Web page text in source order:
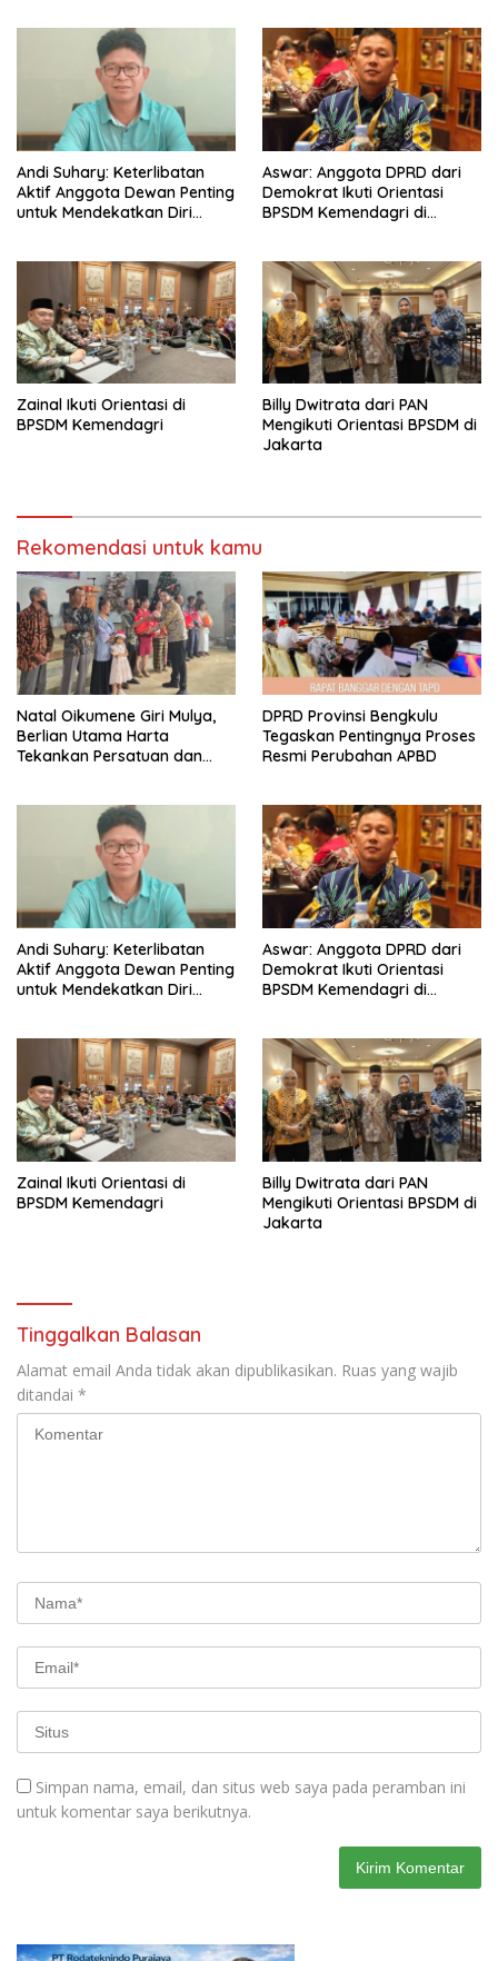
Andi Suhary: Keterlibatan
Aktif Anggota Dewan Penting
untuk Mendekatkan Diri
Aswar: Anggota DPRD dari
Demokrat Ikuti Orientasi
BPSDM Kemendagri di
Zainal Ikuti Orientasi di
BPSDM Kemendagri
Billy Dwitrata dari PAN
Mengikuti Orientasi BPSDM di
Jakarta
Rekomendasi untuk kamu
‎Natal Oikumene Giri Mulya,
Berlian Utama Harta
Tekankan Persatuan dan
DPRD Provinsi Bengkulu
Tegaskan Pentingnya Proses
Resmi Perubahan APBD
Andi Suhary: Keterlibatan
Aktif Anggota Dewan Penting
untuk Mendekatkan Diri
Aswar: Anggota DPRD dari
Demokrat Ikuti Orientasi
BPSDM Kemendagri di
Zainal Ikuti Orientasi di
BPSDM Kemendagri
Billy Dwitrata dari PAN
Mengikuti Orientasi BPSDM di
Jakarta
Tinggalkan Balasan
Alamat email Anda tidak akan dipublikasikan. Ruas yang wajib
ditandai *
Simpan nama, email, dan situs web saya pada peramban ini
untuk komentar saya berikutnya.